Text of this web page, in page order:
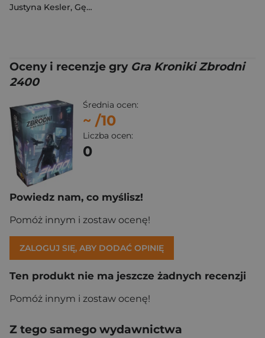
Justyna Kesler, Gębacka Klaudyna
Oceny i recenzje gry Gra Kroniki Zbrodni
2400
Średnia ocen:
~ /10
Liczba ocen:
0
Powiedz nam, co myślisz!
Pomóż innym i zostaw ocenę!
ZALOGUJ SIĘ, ABY DODAĆ OPINIĘ
Ten produkt nie ma jeszcze żadnych recenzji
Pomóż innym i zostaw ocenę!
Z tego samego wydawnictwa